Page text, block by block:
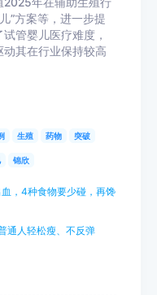
”方案等，进一步提
管婴儿医疗难度，
其在行业保持较高
生殖 药物 突破
锦欣
，4种食物要少碰，再馋
通人轻松瘦、不反弹